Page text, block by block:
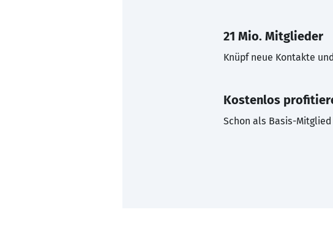
21 Mio. Mitglieder
Knüpf neue Kontakte
Kostenlos
Schon als Basis-